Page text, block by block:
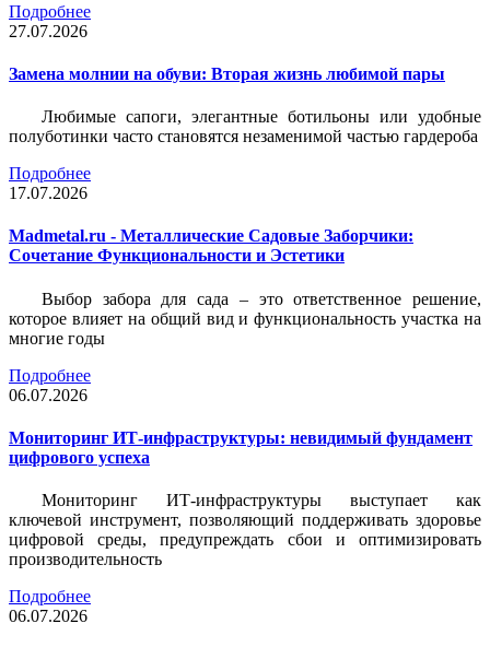
Подробнее
27.07.2026
Замена молнии на обуви: Вторая жизнь любимой пары
Любимые сапоги, элегантные ботильоны или удобные
полуботинки часто становятся незаменимой частью гардероба
Подробнее
17.07.2026
Madmetal.ru - Металлические Садовые Заборчики:
Сочетание Функциональности и Эстетики
Выбор забора для сада – это ответственное решение,
которое влияет на общий вид и функциональность участка на
многие годы
Подробнее
06.07.2026
Мониторинг ИТ-инфраструктуры: невидимый фундамент
цифрового успеха
Мониторинг ИТ-инфраструктуры выступает как
ключевой инструмент, позволяющий поддерживать здоровье
цифровой среды, предупреждать сбои и оптимизировать
производительность
Подробнее
06.07.2026